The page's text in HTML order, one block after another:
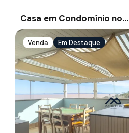
Casa em Condomínio no…
Venda Em Destaque